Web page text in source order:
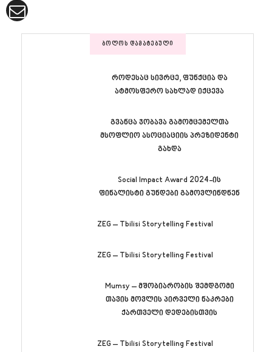
ᲑᲝᲚᲝᲡ ᲓᲐᲛᲐᲢᲔᲑᲣᲚᲘ
როდესაც სივრცე, ფუნქცია და
ატმოსფერო სახლად იქცევა
გვანცა ჯობავა გამომცემელთა
მსოფლიო ასოციაციის პრეზიდენტი
გახდა
Social Impact Award 2024-ის
ფინალისტი გუნდები გამოვლინდნენ
ZEG – Tbilisi Storytelling Festival
ZEG – Tbilisi Storytelling Festival
Mumsy – მშობიარობის შემდგომი
თავის მოვლის პირველი ნაკრები
ქართველი დედებისთვის
ZEG – Tbilisi Storytelling Festival